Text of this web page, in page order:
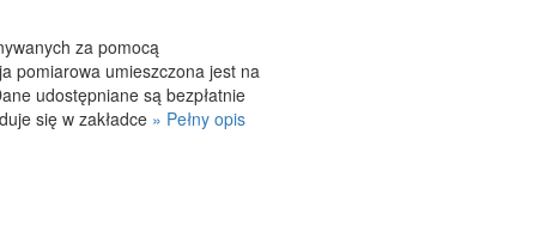
za pomocą
pomiarowa umieszczona jest na
udostępniane są bezpłatnie
się w zakładce » Pełny opis